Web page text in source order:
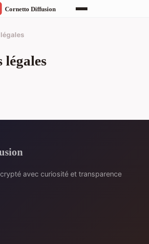
légales
avec curiosité et transparence